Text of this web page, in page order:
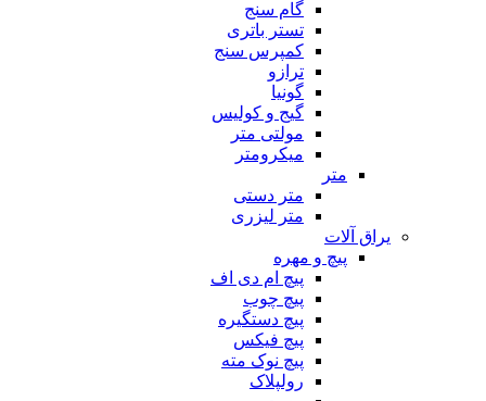
گام سنج
تستر باتری
کمپرس سنج
ترازو
گونیا
گیج و کولیس
مولتی متر
میکرومتر
متر
متر دستی
متر لیزری
یراق آلات
پیچ و مهره
پیچ ام دی اف
پیچ چوب
پیچ دستگیره
پیچ فیکس
پیچ نوک مته
رولپلاک